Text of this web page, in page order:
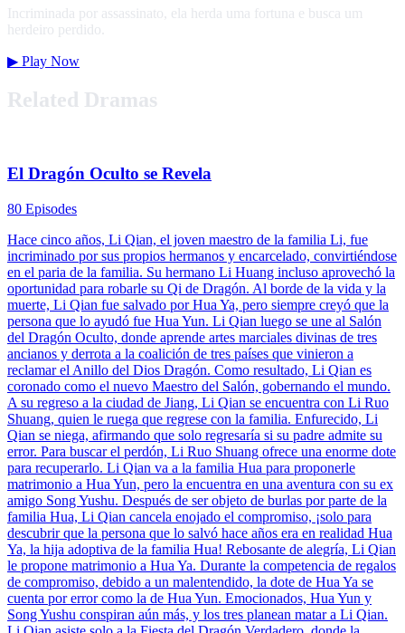
Incriminada por assassinato, ela herda uma fortuna e busca um
herdeiro perdido.
▶ Play Now
Related Dramas